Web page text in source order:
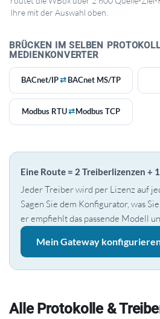
Ihre mit der Auswahl oben.
BRÜCKEN IM SELBEN
MEDIENKONVERTER
BACnet/IP⇄ BACnet MS/TP
Modbus RTU⇄Modbus TCP
Eine Route = 2 Treiberlizenzen +
Jeder Treiber wird per Lizenz auf
Sagen Sie dem Konfigurator, was
er empfiehlt das passende Modell
Mein Gateway
Alle Protokolle &